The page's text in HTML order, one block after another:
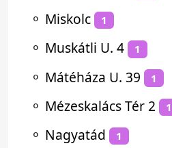
⚬ Miskolc 1
⚬ Muskátli U. 4 1
⚬ Mátéháza U. 39 1
⚬ Mézeskalács Tér 2 1
⚬ Nagyatád 1